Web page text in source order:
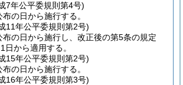
7年公平委規則第4号)
の日から施行する。
11年公平委規則第2号)
布の日から施行し、改正後の第5条の規定
日から適用する。
15年公平委規則第2号)
の日から施行する。
16年公平委規則第3号)